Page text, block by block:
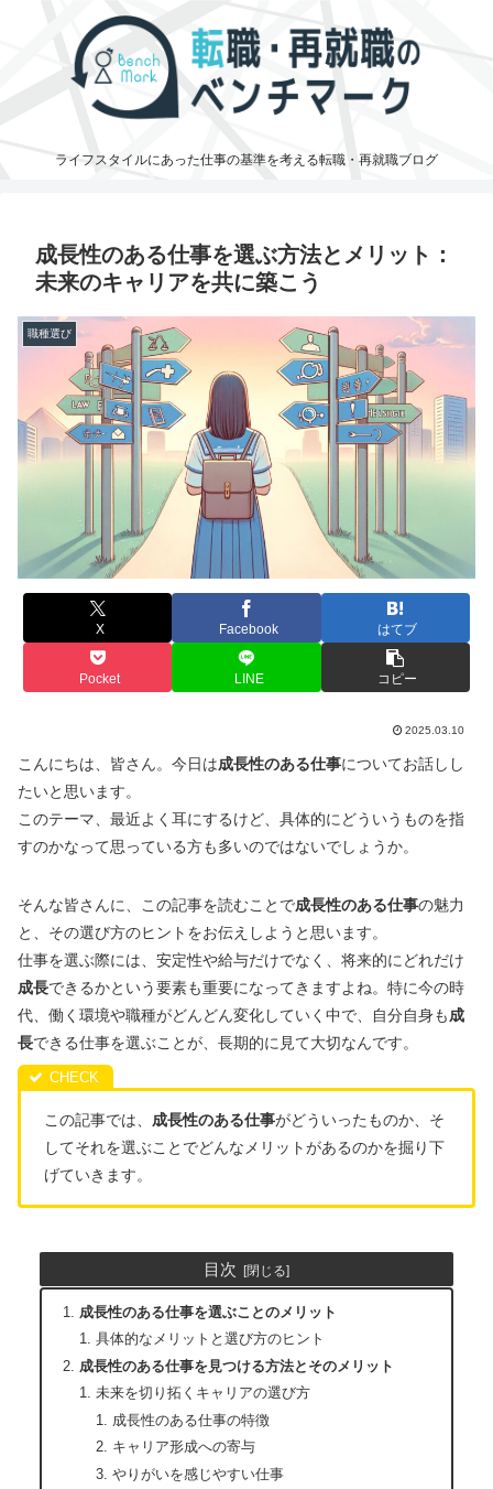
ライフスタイルにあった仕事の基準を考える転職・再就職ブログ
成長性のある仕事を選ぶ方法とメリット：
未来のキャリアを共に築こう
職種選び
X Facebook はてブ
Pocket LINE コピー
2025.03.10
こんにちは、皆さん。今日は成長性のある仕事についてお話しし
たいと思います。
このテーマ、最近よく耳にするけど、具体的にどういうものを指
すのかなって思っている方も多いのではないでしょうか。
そんな皆さんに、この記事を読むことで成長性のある仕事の魅力
と、その選び方のヒントをお伝えしようと思います。
仕事を選ぶ際には、安定性や給与だけでなく、将来的にどれだけ
成長できるかという要素も重要になってきますよね。特に今の時
代、働く環境や職種がどんどん変化していく中で、自分自身も成
長できる仕事を選ぶことが、長期的に見て大切なんです。
この記事では、 成長性のある仕事がどういったものか、そ
してそれを選ぶことでどんなメリットがあるのかを掘り下
げていきます。
目次
成長性のある仕事を選ぶことのメリット
具体的なメリットと選び方のヒント
成長性のある仕事を見つける方法とそのメリット
未来を切り拓くキャリアの選び方
成長性のある仕事の特徴
キャリア形成への寄与
やりがいを感じやすい仕事